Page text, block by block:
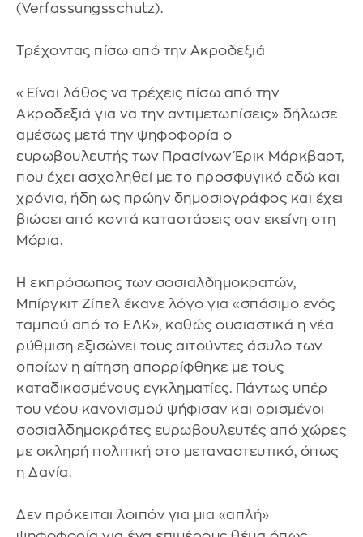
(Verfassungsschutz).
Τρέχοντας πίσω από την Ακροδεξιά
«Είναι λάθος να τρέχεις πίσω από την
Ακροδεξιά για να την αντιμετωπίσεις» δήλωσε
αμέσως μετά την ψηφοφορία ο
ευρωβουλευτής των Πρασίνων Έρικ Μάρκβαρτ,
που έχει ασχοληθεί με το προσφυγικό εδώ και
χρόνια, ήδη ως πρώην δημοσιογράφος και έχει
βιώσει από κοντά καταστάσεις σαν εκείνη στη
Μόρια.
H εκπρόσωπος των σοσιαλδημοκρατών,
Μπίργκιτ Ζίπελ έκανε λόγο για «σπάσιμο ενός
ταμπού από το ΕΛΚ», καθώς ουσιαστικά η νέα
ρύθμιση εξισώνει τους αιτούντες άσυλο των
οποίων η αίτηση απορρίφθηκε με τους
καταδικασμένους εγκληματίες. Πάντως υπέρ
του νέου κανονισμού ψήφισαν και ορισμένοι
σοσιαλδημοκράτες ευρωβουλευτές από χώρες
με σκληρή πολιτική στο μεταναστευτικό, όπως
η Δανία.
Δεν πρόκειται λοιπόν για μια «απλή»